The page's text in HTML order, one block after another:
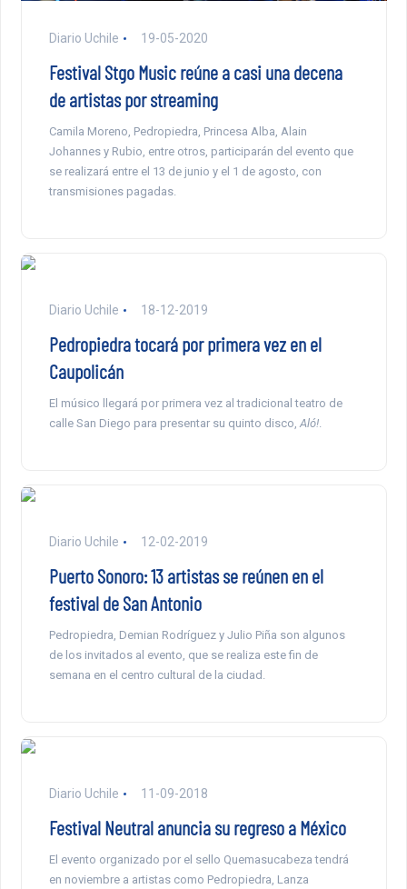
Diario Uchile 19-05-2020
Festival Stgo Music reúne a casi una decena
de artistas por streaming
Camila Moreno, Pedropiedra, Princesa Alba, Alain
Johannes y Rubio, entre otros, participarán del evento que
se realizará entre el 13 de junio y el 1 de agosto, con
transmisiones pagadas.
Diario Uchile 18-12-2019
Pedropiedra tocará por primera vez en el
Caupolicán
El músico llegará por primera vez al tradicional teatro de
calle San Diego para presentar su quinto disco, Aló!.
Diario Uchile 12-02-2019
Puerto Sonoro: 13 artistas se reúnen en el
festival de San Antonio
Pedropiedra, Demian Rodríguez y Julio Piña son algunos
de los invitados al evento, que se realiza este fin de
semana en el centro cultural de la ciudad.
Diario Uchile 11-09-2018
Festival Neutral anuncia su regreso a México
El evento organizado por el sello Quemasucabeza tendrá
en noviembre a artistas como Pedropiedra, Lanza